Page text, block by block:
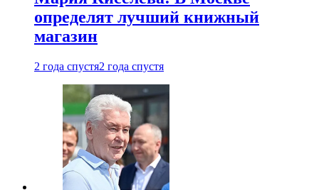
определят лучший книжный
магазин
2 года спустя2 года спустя